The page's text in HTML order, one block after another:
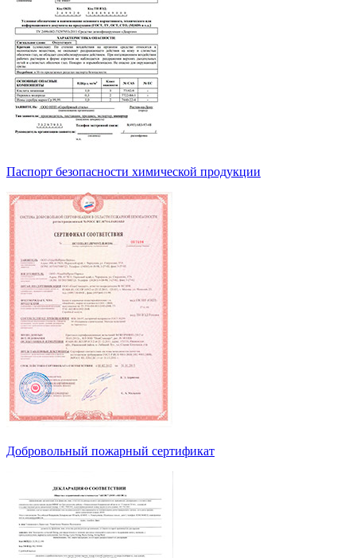
Паспорт безопасности химической продукции
Добровольный пожарный сертификат